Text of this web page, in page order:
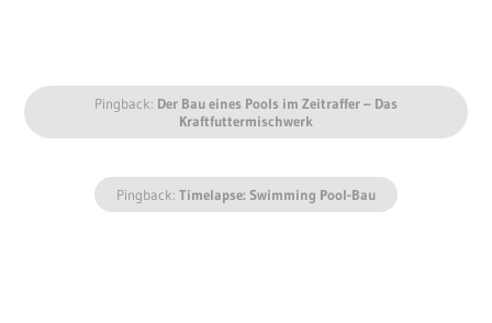
Pingback: Der Bau eines Pools im Zeitraffer – Das
Kraftfuttermischwerk
Pingback: Timelapse: Swimming Pool-Bau